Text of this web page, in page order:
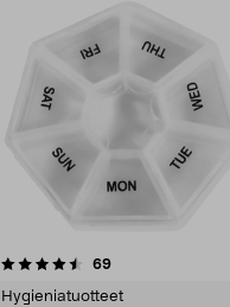
69arvostelut
Hygieniatuotteet
4.5 viidestä